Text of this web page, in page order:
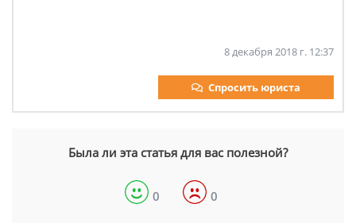
8 декабря 2018 г. 12:37
Спросить юриста
Была ли эта статья для вас полезной?
0 0